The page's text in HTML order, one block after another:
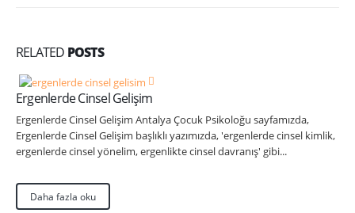
RELATED POSTS
Ergenlerde Cinsel Gelişim
Ergenlerde Cinsel Gelişim Antalya Çocuk Psikoloğu sayfamızda,
Ergenlerde Cinsel Gelişim başlıklı yazımızda, 'ergenlerde cinsel kimlik,
ergenlerde cinsel yönelim, ergenlikte cinsel davranış' gibi...
Daha fazla oku